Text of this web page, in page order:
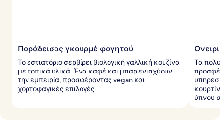
Παράδεισος γκουρμέ φαγητού
Το εστιατόριο σερβίρει βιολογική γαλλική κουζίνα
με τοπικά υλικά. Ένα καφέ και μπαρ ενισχύουν
την εμπειρία, προσφέροντας vegan και
χορτοφαγικές επιλογές.
Τα
ύπνου